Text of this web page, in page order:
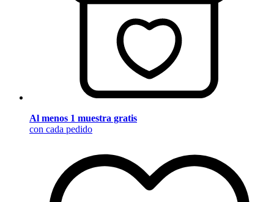
Al menos 1 muestra gratis
con cada pedido